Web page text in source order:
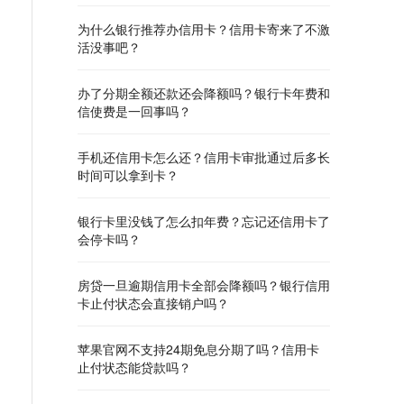
为什么银行推荐办信用卡？信用卡寄来了不激
活没事吧？
办了分期全额还款还会降额吗？银行卡年费和
信使费是一回事吗？
手机还信用卡怎么还？信用卡审批通过后多长
时间可以拿到卡？
银行卡里没钱了怎么扣年费？忘记还信用卡了
会停卡吗？
房贷一旦逾期信用卡全部会降额吗？银行信用
卡止付状态会直接销户吗？
苹果官网不支持24期免息分期了吗？信用卡
止付状态能贷款吗？